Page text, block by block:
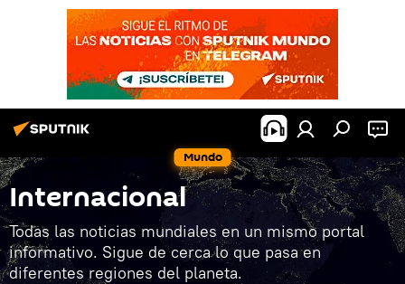
Mundo
Internacional
Todas las noticias mundiales en un mismo portal
informativo. Sigue de cerca lo que pasa en
diferentes regiones del planeta.